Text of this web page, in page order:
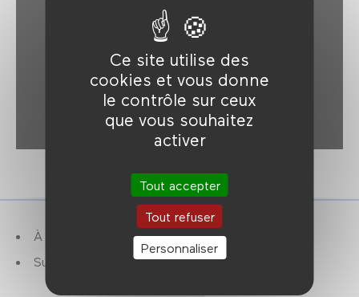
Ce site utilise des
cookies et vous donne
le contrôle sur ceux
que vous souhaitez
activer
Tout accepter
Tout refuser
Personnaliser
À partir de 7 ans.
Suivi d'un débat.